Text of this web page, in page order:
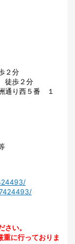
２分
徒歩２分
通り西５番 １
い。
に行っておりま